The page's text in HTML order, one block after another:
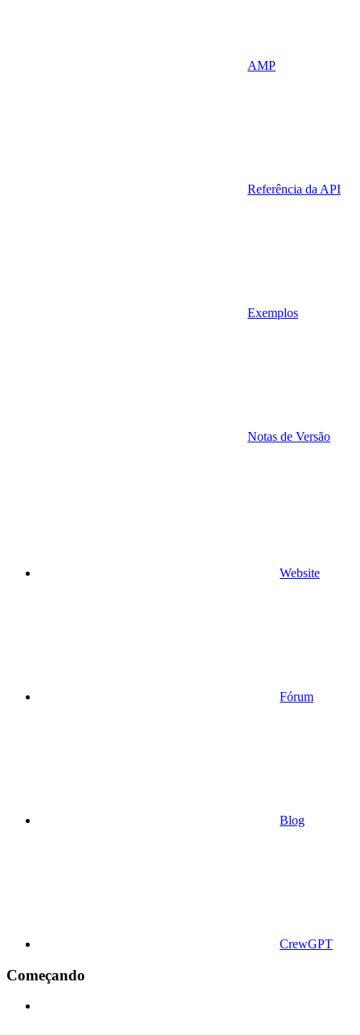
AMP
Referência da API
Exemplos
Notas de Versão
Website
Fórum
Blog
CrewGPT
Começando